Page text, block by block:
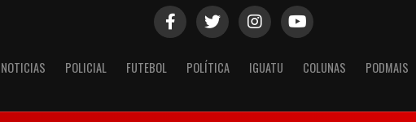
NOTICIAS POLICIAL FUTEBOL POLÍTICA IGUATU COLUNAS PODMAIS